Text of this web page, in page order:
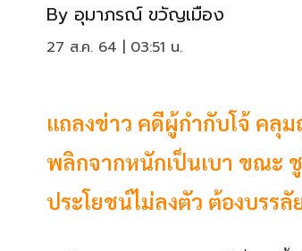
By อุมาภรณ์ ขวัญเมือง
27 ส.ค. 64 | 03:51 น.
แถลงข่าว คดีผู้กำกับโจ้ คลุม
พลิกจากหนักเป็นเบา ขณะ
ประโยชน์ไม่ลงตัว ต้องบรร